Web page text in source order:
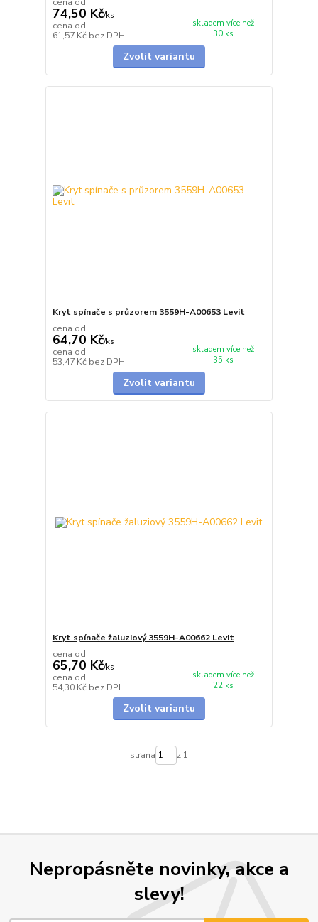
74,50 Kč/ks
cena od
61,57 Kč bez DPH
skladem více než
30 ks
Zvolit variantu
Kryt spínače s průzorem 3559H-A00653 Levit
cena od
64,70 Kč/ks
cena od
53,47 Kč bez DPH
skladem více než
35 ks
Zvolit variantu
Kryt spínače žaluziový 3559H-A00662 Levit
cena od
65,70 Kč/ks
cena od
54,30 Kč bez DPH
skladem více než
22 ks
Zvolit variantu
strana z 1
Nepropásněte novinky, akce a
slevy!